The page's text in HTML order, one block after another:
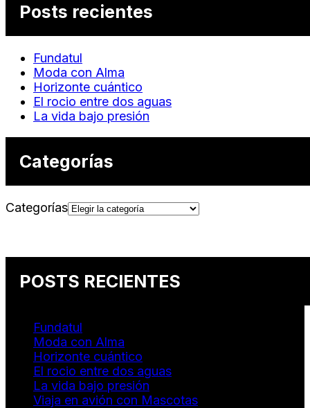
Posts recientes
Fundatul
Moda con Alma
Horizonte cuántico
El rocio entre dos aguas
La vida bajo presión
Categorías
Categorías
POSTS RECIENTES
Fundatul
Moda con Alma
Horizonte cuántico
El rocio entre dos aguas
La vida bajo presión
Viaja en avión con Mascotas